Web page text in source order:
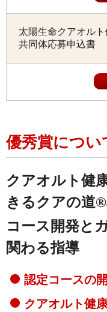
太陽生命クアオル
共同体応募申込書
優秀賞につい
クアオルト健
きるクアの道®
コース開発と
関わる指導
認定コースの
クアオルト健